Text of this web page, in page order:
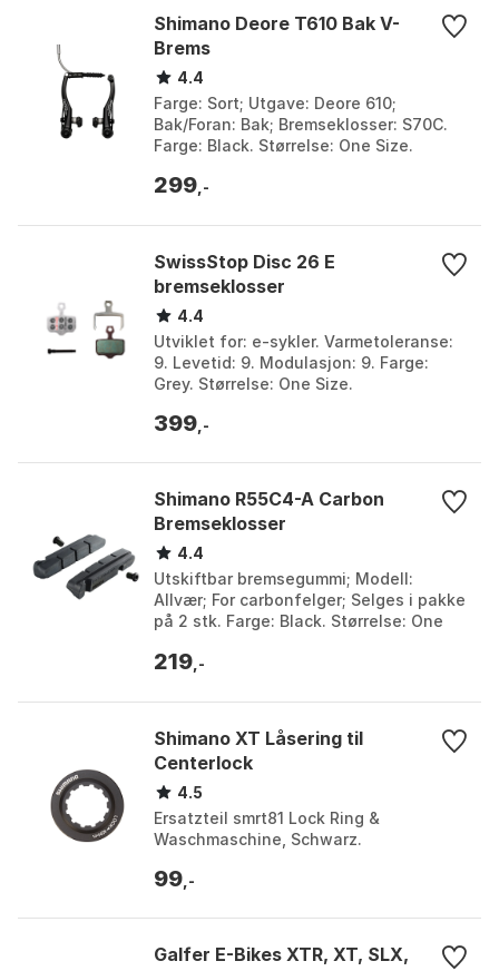
Shimano Deore T610 Bak V-
Brems
4.4
Farge: Sort; Utgave: Deore 610;
Bak/Foran: Bak; Bremseklosser: S70C.
Farge: Black. Størrelse: One Size.
299 ,-
SwissStop Disc 26 E
bremseklosser
4.4
Utviklet for: e-sykler. Varmetoleranse:
9. Levetid: 9. Modulasjon: 9. Farge:
Grey. Størrelse: One Size.
399 ,-
Shimano R55C4-A Carbon
Bremseklosser
4.4
Utskiftbar bremsegummi; Modell:
Allvær; For carbonfelger; Selges i pakke
på 2 stk. Farge: Black. Størrelse: One
219 ,-
Shimano XT Låsering til
Centerlock
4.5
Ersatzteil smrt81 Lock Ring &
Waschmaschine, Schwarz.
99 ,-
Galfer E-Bikes XTR, XT, SLX,